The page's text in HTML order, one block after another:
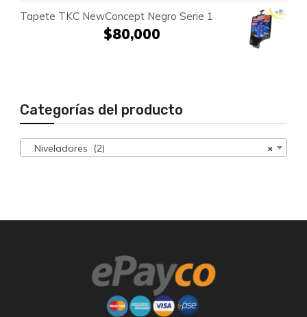
Tapete TKC NewConcept Negro Serie 1
$80,000
Categorías del producto
×
Niveladores (2)